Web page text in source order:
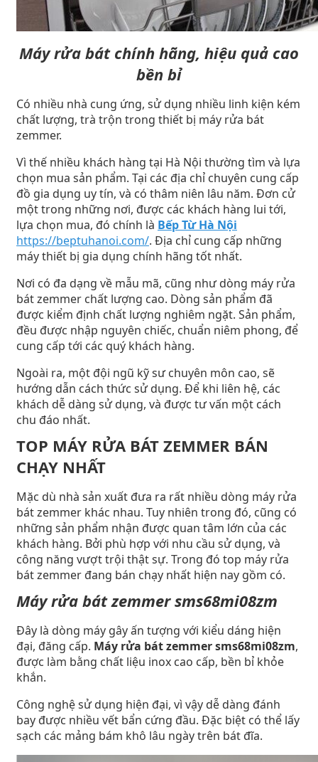
Máy rửa bát chính hãng, hiệu quả cao
bền bỉ
Có nhiều nhà cung ứng, sử dụng nhiều linh kiện kém
chất lượng, trà trộn trong thiết bị máy rửa bát
zemmer.
Vì thế nhiều khách hàng tại Hà Nội thường tìm và lựa
chọn mua sản phẩm. Tại các địa chỉ chuyên cung cấp
đồ gia dụng uy tín, và có thâm niên lâu năm. Đơn cử
một trong những nơi, được các khách hàng lui tới,
lựa chọn mua, đó chính là Bếp Từ Hà Nội
https://beptuhanoi.com/. Địa chỉ cung cấp những
máy thiết bị gia dụng chính hãng tốt nhất.
Nơi có đa dạng về mẫu mã, cũng như dòng máy rửa
bát zemmer chất lượng cao. Dòng sản phẩm đã
được kiểm định chất lượng nghiêm ngặt. Sản phẩm,
đều được nhập nguyên chiếc, chuẩn niêm phong, để
cung cấp tới các quý khách hàng.
Ngoài ra, một đội ngũ kỹ sư chuyên môn cao, sẽ
hướng dẫn cách thức sử dụng. Để khi liên hệ, các
khách dễ dàng sử dụng, và được tư vấn một cách
chu đáo nhất.
TOP MÁY RỬA BÁT ZEMMER BÁN
CHẠY NHẤT
Mặc dù nhà sản xuất đưa ra rất nhiều dòng máy rửa
bát zemmer khác nhau. Tuy nhiên trong đó, cũng có
những sản phẩm nhận được quan tâm lớn của các
khách hàng. Bởi phù hợp với nhu cầu sử dụng, và
công năng vượt trội thật sự. Trong đó top máy rửa
bát zemmer đang bán chạy nhất hiện nay gồm có.
Máy rửa bát zemmer sms68mi08zm
Đây là dòng máy gây ấn tượng với kiểu dáng hiện
đại, đăng cấp. Máy rửa bát zemmer sms68mi08zm,
được làm bằng chất liệu inox cao cấp, bền bỉ khỏe
khắn.
Công nghệ sử dụng hiện đại, vì vậy dễ dàng đánh
bay được nhiều vết bẩn cứng đầu. Đặc biệt có thể lấy
sạch các mảng bám khô lâu ngày trên bát đĩa.